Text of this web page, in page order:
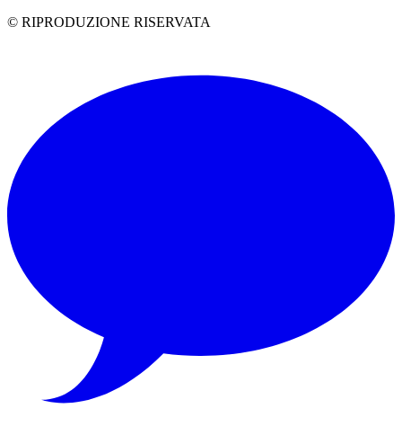
© RIPRODUZIONE RISERVATA